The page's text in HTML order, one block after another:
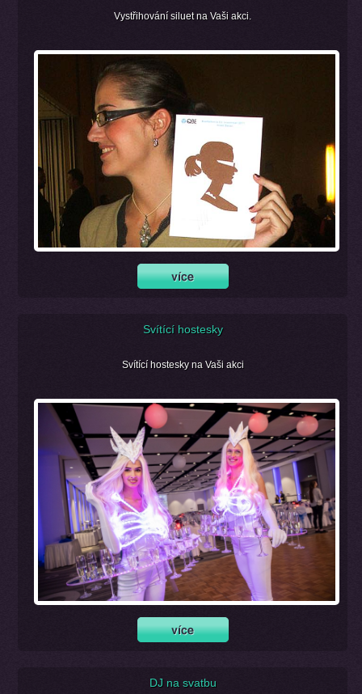
Vystřihování siluet na Vaši akci.
Svítící hostesky
Svítící hostesky na Vaši akci
DJ na svatbu